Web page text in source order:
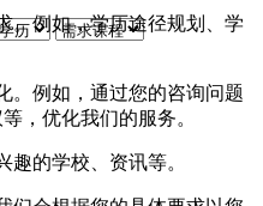
。例如，学历途径规划、学
。例如，通过您的咨询问题
，优化我们的服务。
趣的学校、资讯等。